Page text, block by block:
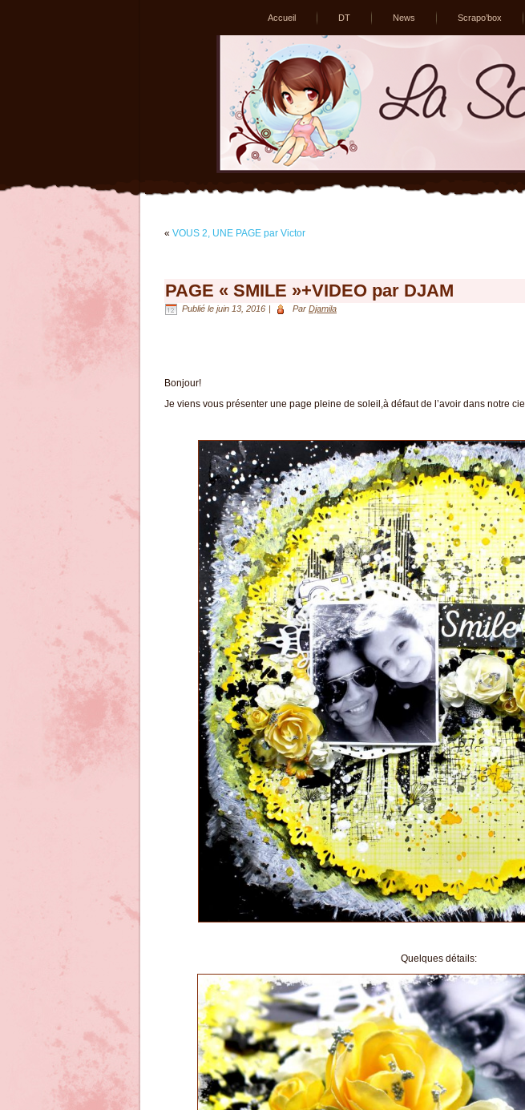
Accueil DT News Scrapo’box
« VOUS 2, UNE PAGE par Victor
PAGE « SMILE »+VIDEO par DJAM
Publié le juin 13, 2016 | Par Djamila
Bonjour!
Je viens vous présenter une page pleine de soleil,à défaut de l’avoir dans notre ciel
Quelques détails: